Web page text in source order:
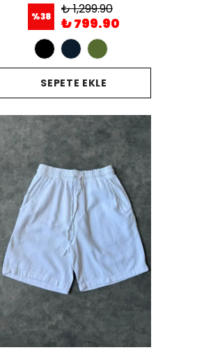
%38 ₺ 1,299.90
₺ 799.90
SEPETE EKLE